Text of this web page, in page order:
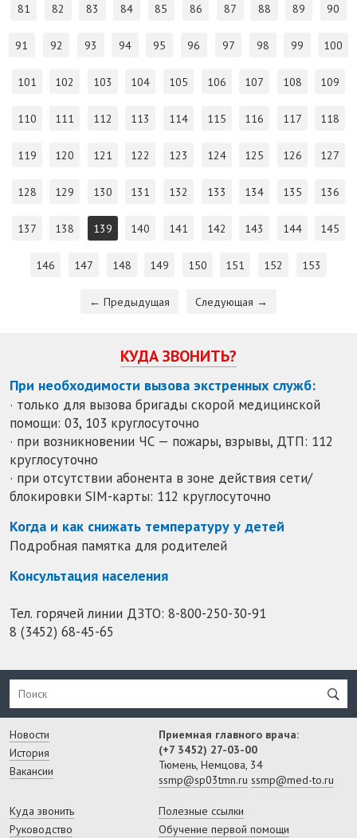
81 82 83 84 85 86 87 88 89 90
91 92 93 94 95 96 97 98 99 100
101 102 103 104 105 106 107 108 109
110 111 112 113 114 115 116 117 118
119 120 121 122 123 124 125 126 127
128 129 130 131 132 133 134 135 136
137 138 139 140 141 142 143 144 145
146 147 148 149 150 151 152 153
← Предыдущая Следующая →
КУДА ЗВОНИТЬ?
При необходимости вызова экстренных служб:
· только для вызова бригады скорой медицинской
помощи: 03, 103 круглосуточно
· при возникновении ЧС — пожары, взрывы, ДТП: 112
круглосуточно
· при отсутствии абонента в зоне действия сети/
блокировки SIM-карты: 112 круглосуточно
Когда и как снижать температуру у детей
Подробная памятка для родителей
Консультация населения
Тел. горячей линии ДЗТО: 8-800-250-30-91
8 (3452) 68-45-65
Новости
История
Вакансии
Приемная главного врача:
(+7 3452) 27-03-00
Тюмень, Немцова, 34
ssmp@sp03tmn.ru ssmp@med-to.ru
Куда звонить
Руководство
Полезные ссылки
Обучение первой помощи